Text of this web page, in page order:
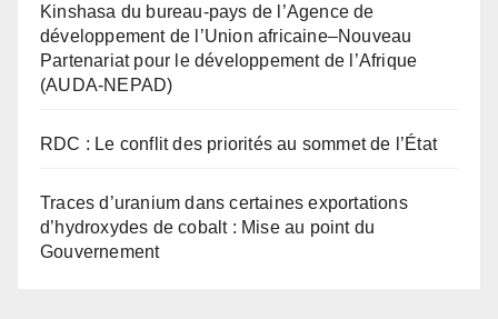
Kinshasa du bureau-pays de l’Agence de
développement de l’Union africaine–Nouveau
Partenariat pour le développement de l’Afrique
(AUDA-NEPAD)
RDC : Le conflit des priorités au sommet de l’État
Traces d’uranium dans certaines exportations
d’hydroxydes de cobalt : Mise au point du
Gouvernement